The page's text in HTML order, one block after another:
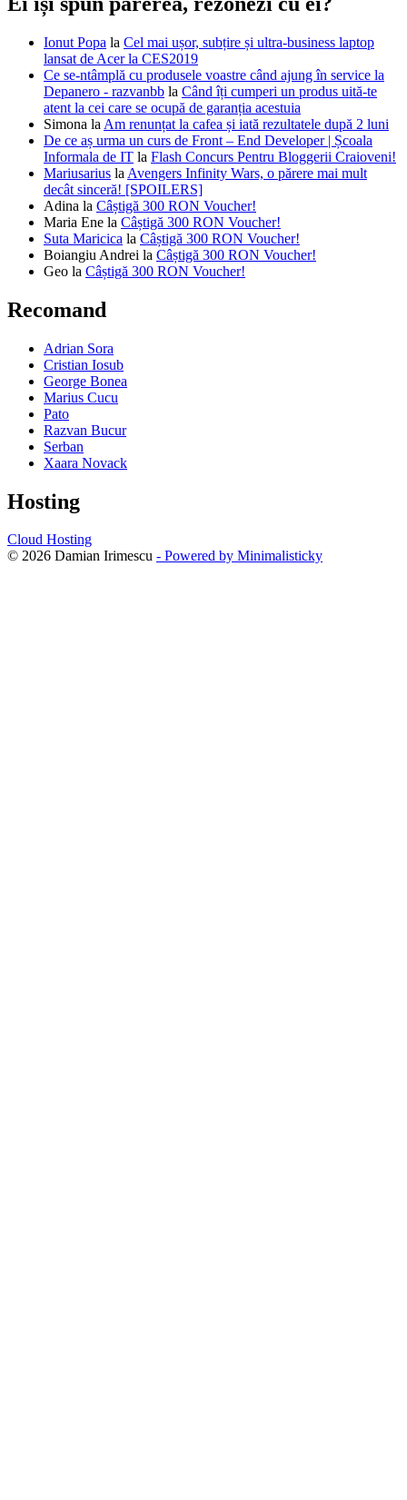
Ionut Popa la Cel mai ușor, subțire și ultra-business laptop
lansat de Acer la CES2019
Ce se-ntâmplă cu produsele voastre când ajung în service la
Depanero - razvanbb la Când îți cumperi un produs uită-te
atent la cei care se ocupă de garanția acestuia
Simona la Am renunțat la cafea și iată rezultatele după 2 luni
De ce aș urma un curs de Front – End Developer | Școala
Informala de IT la Flash Concurs Pentru Bloggerii Craioveni!
Mariusarius la Avengers Infinity Wars, o părere mai mult
decât sinceră! [SPOILERS]
Adina la Câștigă 300 RON Voucher!
Maria Ene la Câștigă 300 RON Voucher!
Suta Maricica la Câștigă 300 RON Voucher!
Boiangiu Andrei la Câștigă 300 RON Voucher!
Geo la Câștigă 300 RON Voucher!
Recomand
Adrian Sora
Cristian Iosub
George Bonea
Marius Cucu
Pato
Razvan Bucur
Serban
Xaara Novack
Hosting
Cloud Hosting
© 2026 Damian Irimescu - Powered by Minimalisticky